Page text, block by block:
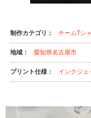
制作カテゴリ： チームTシ
地域： 愛知県名古屋市
プリント仕様： インクジェ